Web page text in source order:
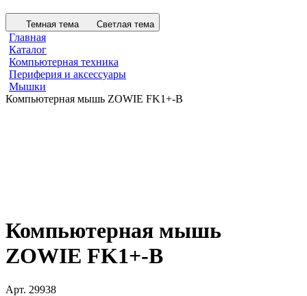
Темная тема Светлая тема
Главная
Каталог
Компьютерная техника
Периферия и аксессуары
Мышки
Компьютерная мышь ZOWIE FK1+-B
Компьютерная мышь
ZOWIE FK1+-B
Арт. 29938